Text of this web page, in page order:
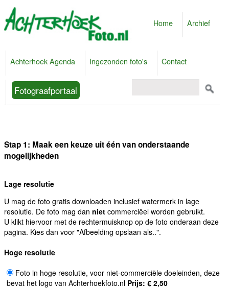
Home Archief
Achterhoek Agenda Ingezonden foto's Contact
Fotograafportaal
Stap 1: Maak een keuze uit één van onderstaande
mogelijkheden
Lage resolutie
U mag de foto gratis downloaden inclusief watermerk in lage
resolutie. De foto mag dan niet commerciëel worden gebruikt.
U klikt hiervoor met de rechtermuisknop op de foto onderaan deze
pagina. Kies dan voor "Afbeelding opslaan als..".
Hoge resolutie
Foto in hoge resolutie, voor niet-commerciële doeleinden, deze
bevat het logo van Achterhoekfoto.nl Prijs: € 2,50